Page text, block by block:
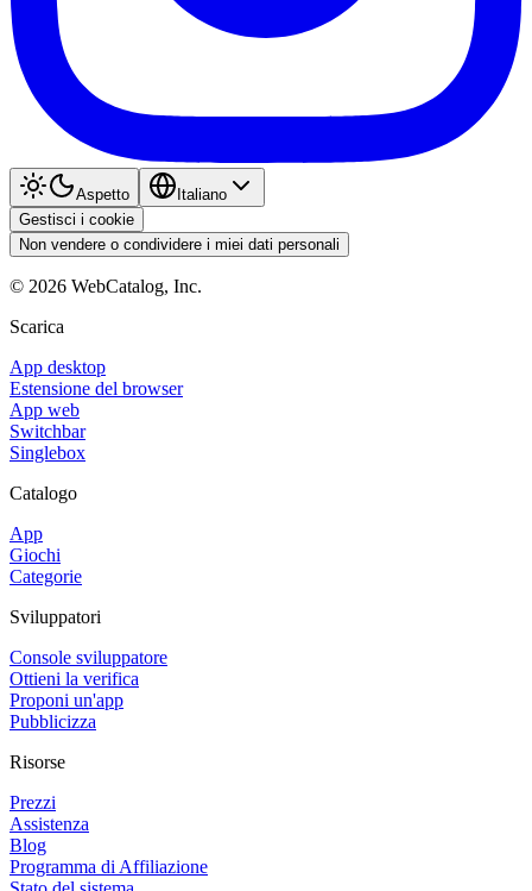
Aspetto
Italiano
Gestisci i cookie
Non vendere o condividere i miei dati personali
© 2026 WebCatalog, Inc.
Scarica
App desktop
Estensione del browser
App web
Switchbar
Singlebox
Catalogo
App
Giochi
Categorie
Sviluppatori
Console sviluppatore
Ottieni la verifica
Proponi un'app
Pubblicizza
Risorse
Prezzi
Assistenza
Blog
Programma di Affiliazione